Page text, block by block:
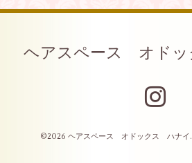
ヘアスペース オド
©2026 ヘアスペース オドックス ハナイ